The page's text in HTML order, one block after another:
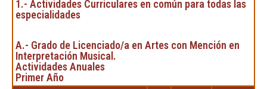
1.- Actividades Curriculares en común para todas las
especialidades
A.- Grado de Licenciado/a en Artes con Mención en
Interpretación Musical.
Actividades Anuales
Primer Año